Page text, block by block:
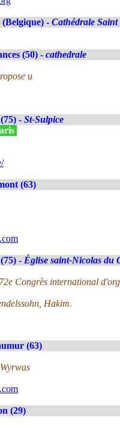
- Cathédrale Saint
(50) - cathedrale
u
- St-Sulpice
(63)
- Église saint-Nicolas du
Congrès international
Hakim.
(63)
(29)